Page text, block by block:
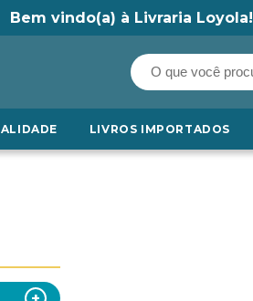
Bem vindo(a) à Livraria Loyola!
LIVROS IMPORTADOS